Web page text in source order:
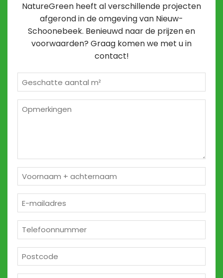
NatureGreen heeft al verschillende projecten
afgerond in de omgeving van Nieuw-
Schoonebeek. Benieuwd naar de prijzen en
voorwaarden? Graag komen we met u in
contact!
m²
Naam
*
mailadres
*
*